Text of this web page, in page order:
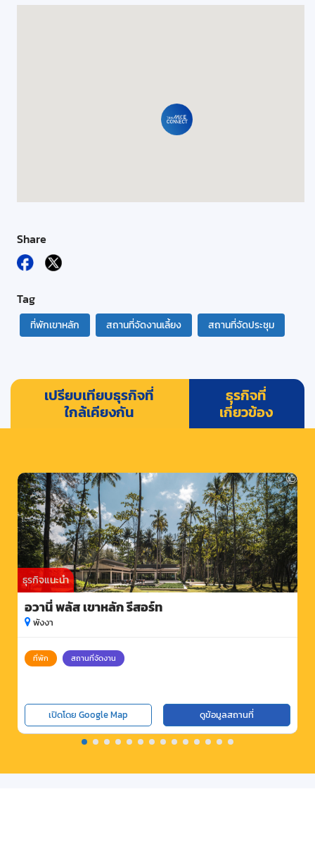
Share
Tag
ที่พักเขาหลัก สถานที่จัดงานเลี้ยง สถานที่จัดประชุม
เปรียบเทียบธุรกิจที่
ใกล้เคียงกัน
ธุรกิจที่
เกี่ยวข้อง
ธุรกิจแนะนำ
อวานี่ พลัส เขาหลัก รีสอร์ท
พังงา
ที่พัก สถานที่จัดงาน
เปิดโดย Google Map ดูข้อมูลสถานที่